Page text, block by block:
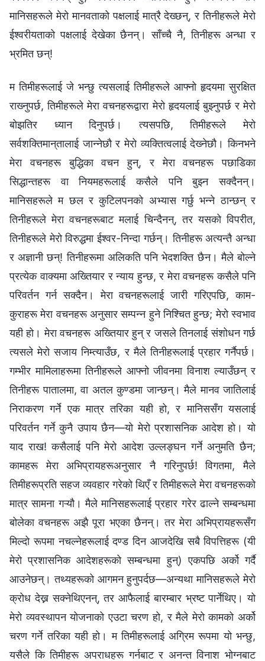
मानिसहरूले मेरो मानवताको पक्षलाई मात्रै देख्छन्, र तिनीहरूले मेरो
ईश्‍वरीयताको पक्षलाई देखेका छैनन्। साँच्‍चै नै, तिनीहरू अन्धा र
भ्रमित छन्!
म तिमीहरूलाई जे भन्छु त्यसलाई तिमीहरूले आफ्‍नो हृदयमा सुरक्षित
राख्‍नुपर्छ, तिमीहरूले मेरा वचनहरूद्वारा मेरो हृदयलाई बुझ्नुपर्छ र मेरो
बोझतिर ध्यान दिनुपर्छ। त्यसपछि, तिमीहरूले मेरो
सर्वशक्तिमान्‌तालाई जान्‍नेछौ र मेरो व्यक्तित्वलाई देख्‍नेछौ। किनभने
मेरा वचनहरू बुद्धिका वचन हुन्, र मेरा वचनहरू पछाडिका
सिद्धान्तहरू वा नियमहरूलाई कसैले पनि बुझ्‍न सक्दैनन्।
मानिसहरूले म छल र कुटिलपनको अभ्यास गर्छु भन्‍ने ठान्छन् र
तिनीहरूले मेरा वचनहरूबाट मलाई चिन्दैनन्, तर यसको विपरीत,
तिनीहरूले मेरो विरुद्धमा ईश्‍वर-निन्दा गर्छन्। तिनीहरू अत्यन्तै अन्धा
र अज्ञानी छन्! तिनीहरूमा अलिकति पनि भेदशक्ति छैन। मैले बोल्‍ने
प्रत्येक वाक्यमा अख्तियार र न्याय हुन्छ, र मेरा वचनहरू कसैले पनि
परिवर्तन गर्न सक्दैन। मेरा वचनहरूलाई जारी गरिएपछि, काम-
कुराहरू मेरा वचनहरू अनुसार सम्पन्न हुने निश्चित हुन्छ; मेरो स्वभाव
यही हो। मेरा वचनहरू अख्तियार हुन् र जसले तिनलाई संशोधन गर्छ
त्यसले मेरो सजाय निम्त्याउँछ, र मैले तिनीहरूलाई प्रहार गर्नैपर्छ।
गम्भीर मामिलाहरूमा तिनीहरूले आफ्नो जीवनमा विनाश ल्याउँछन् र
तिनीहरू पातालमा, वा अतल कुण्डमा जान्छन्। मैले मानव जातिलाई
निराकरण गर्ने एक मात्र तरिका यही हो, र मानिससँग यसलाई
परिवर्तन गर्ने कुनै उपाय छैन—यो मेरो प्रशासनिक आदेश हो। यो
याद राख! कसैलाई पनि मेरो आदेश उल्लङ्घन गर्ने अनुमति छैन;
कामहरू मेरा अभिप्रायहरूअनुसार नै गरिनुपर्छ! विगतमा, मैले
तिमीहरूप्रति सहज व्यवहार गरेको थिएँ र तिमीहरूले मेरा वचनहरूको
मात्र सामना गऱ्यौ। मैले मानिसहरूलाई प्रहार गरेर ढाल्ने सम्बन्धमा
बोलेका वचनहरू अझै पूरा भएका छैनन्। तर मेरा अभिप्रायहरूसँग
मिल्दो रूपमा नचल्नेहरूलाई दण्ड दिन आजदेखि सबै विपत्तिहरू (यी
मेरो प्रशासनिक आदेशहरूको सम्बन्धमा हुन्) एकपछि अर्को गर्दै
आउनेछन्। तथ्यहरूको आगमन हुनुपर्दछ—अन्यथा मानिसहरूले मेरो
क्रोध देख्न सक्नेथिएनन्, तर आफैलाई बारम्बार भ्रष्ट पार्नेथिए। यो
मेरो व्यवस्थापन योजनाको एउटा चरण हो, र मैले मेरो कामको अर्को
चरण गर्ने तरिका यही हो। म तिमीहरूलाई अग्रिम रूपमा यो भन्छु,
यसैले कि तिमीहरू अपराधहरू गर्नबाट र अनन्त विनाश भोग्नबाट